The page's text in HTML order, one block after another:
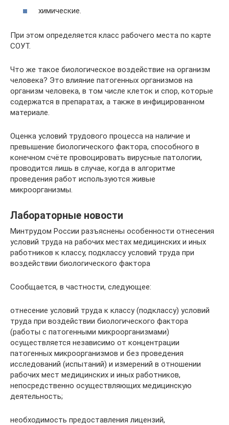
химические.
При этом определяется класс рабочего места по карте
СОУТ.
Что же такое биологическое воздействие на организм
человека? Это влияние патогенных организмов на
организм человека, в том числе клеток и спор, которые
содержатся в препаратах, а также в инфицированном
материале.
Оценка условий трудового процесса на наличие и
превышение биологического фактора, способного в
конечном счёте провоцировать вирусные патологии,
проводится лишь в случае, когда в алгоритме
проведения работ используются живые
микроорганизмы.
Лабораторные новости
Минтрудом России разъяснены особенности отнесения
условий труда на рабочих местах медицинских и иных
работников к классу, подклассу условий труда при
воздействии биологического фактора
Сообщается, в частности, следующее:
отнесение условий труда к классу (подклассу) условий
труда при воздействии биологического фактора
(работы с патогенными микроорганизмами)
осуществляется независимо от концентрации
патогенных микроорганизмов и без проведения
исследований (испытаний) и измерений в отношении
рабочих мест медицинских и иных работников,
непосредственно осуществляющих медицинскую
деятельность;
необходимость предоставления лицензий,